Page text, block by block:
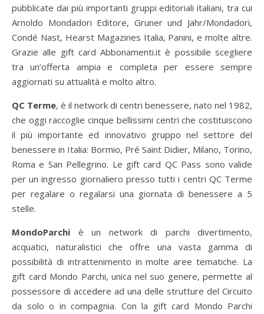
pubblicate dai più importanti gruppi editoriali italiani, tra cui
Arnoldo Mondadori Editore, Gruner und Jahr/Mondadori,
Condé Nast, Hearst Magazines Italia, Panini, e molte altre.
Grazie alle gift card Abbonamenti.it è possibile scegliere
tra un’offerta ampia e completa per essere sempre
aggiornati su attualità e molto altro.
QC Terme, è il network di centri benessere, nato nel 1982,
che oggi raccoglie cinque bellissimi centri che costituiscono
il più importante ed innovativo gruppo nel settore del
benessere in Italia: Bormio, Pré Saint Didier, Milano, Torino,
Roma e San Pellegrino. Le gift card QC Pass sono valide
per un ingresso giornaliero presso tutti i centri QC Terme
per regalare o regalarsi una giornata di benessere a 5
stelle.
MondoParchi è un network di parchi divertimento,
acquatici, naturalistici che offre una vasta gamma di
possibilità di intrattenimento in molte aree tematiche. La
gift card Mondo Parchi, unica nel suo genere, permette al
possessore di accedere ad una delle strutture del Circuito
da solo o in compagnia. Con la gift card Mondo Parchi